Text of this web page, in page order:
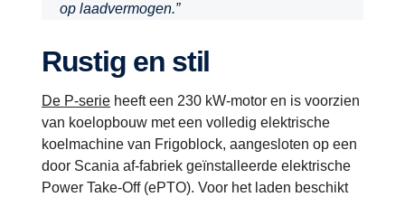
op laadvermogen.”
Rustig en stil
De P-serie heeft een 230 kW-motor en is voorzien
van koelopbouw met een volledig elektrische
koelmachine van Frigoblock, aangesloten op een
door Scania af-fabriek geïnstalleerde elektrische
Power Take-Off (ePTO). Voor het laden beschikt